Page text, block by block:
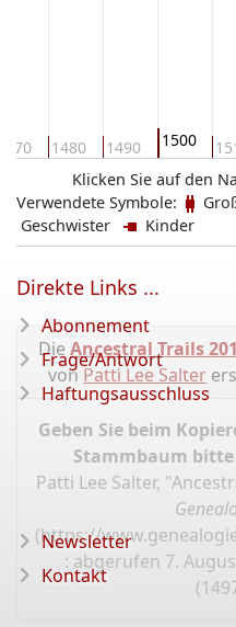
1480 1490 1500
Klicken Sie auf den
Verwendete Symbole:
Geschwister
Kinder
Die Ancestral Trails
von Patti Lee Salter
Geben Sie beim
Stammbaum
Patti Lee Salter,
(https://
: abgerufen 7.
Direkte Links ...
Abonnement
Frage/Antwort
Haftungsausschluss
Newsletter
Kontakt